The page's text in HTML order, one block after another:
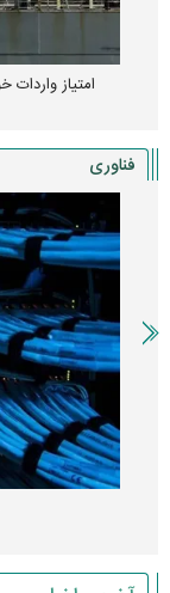
فناوری